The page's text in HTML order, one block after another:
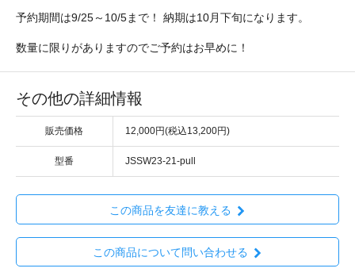
予約期間は9/25～10/5まで！ 納期は10月下旬になります。
数量に限りがありますのでご予約はお早めに！
その他の詳細情報
販売価格 12,000円(税込13,200円)
型番 JSSW23-21-pull
この商品を友達に教える
この商品について問い合わせる